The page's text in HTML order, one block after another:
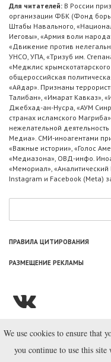
Для читателей: В России
организации ФБК (Фонд
Штабы Навального,
Иеговы», «Армия воли
«Движение против
УНСО, УПА, «Тризуб им.
«Меджлис
общероссийская
«Айдар». Признаны
Талибан», «Имарат Кавказ»,
Джебхад-ан-Нусра, «АУМ
странах исламского
нежелательной
Медиа». СМИ-иноагентами
«Важные истории», «Голос
«Медиазона», ОВД-инфо.
«Мемориал»,
Instagram и Facebook (Metа)
ПРАВИЛА ЦИТИРОВАНИЯ
РАЗМЕЩЕНИЕ РЕКЛАМЫ
© ООО
We use cookies to ensure that
you continue to use this site